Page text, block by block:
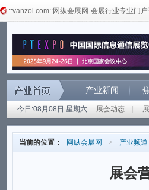
::vanzol.com::网纵会展网-会展行业专业门户
产业新闻
今日:08月08日 星期六 展会动态
当前的位置： 网纵会展网 > 产业频道
展会